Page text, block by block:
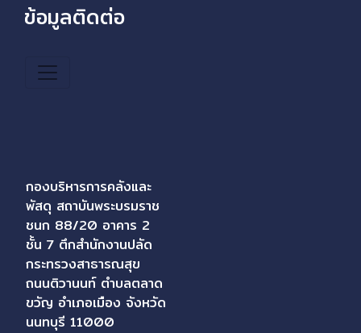
ข้อมูลติดต่อ
กองบริหารการคลังและ
พัสดุ สถาบันพระบรมราช
ชนก 88/20 อาคาร 2
ชั้น 7 ตึกสำนักงานปลัด
กระทรวงสาธารณสุข
ถนนติวานนท์ ตำบลตลาด
ขวัญ อำเภอเมือง จังหวัด
นนทบุรี 11000